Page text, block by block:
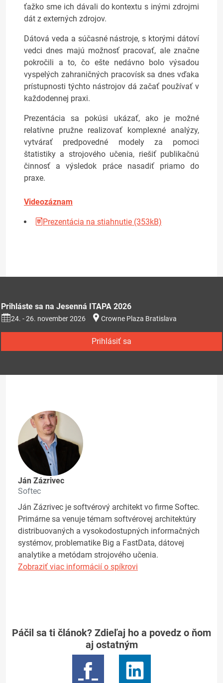
ťažko sme ich dávali do kontextu s inými zdrojmi
dát z externých zdrojov.
Dátová veda a súčasné nástroje, s ktorými dátoví
vedci dnes majú možnosť pracovať, ale značne
pokročili a to, čo ešte nedávno bolo výsadou
vyspelých zahraničných pracovísk sa dnes vďaka
prístupnosti týchto nástrojov dá začať používať v
každodennej praxi.
Prezentácia sa pokúsi ukázať, ako je možné
relatívne pružne realizovať komplexné analýzy,
vytvárať predpovedné modely za pomoci
štatistiky a strojového učenia, riešiť publikačnú
činnosť a výsledok práce nasadiť priamo do
praxe.
Videozáznam
Prezentácia na stiahnutie (353kB)
Prihláste sa na Jesenná ITAPA 2026
24. - 26. november 2026 Crowne Plaza Bratislava
Prihlásiť sa
Ján Zázrivec
Softec
Ján Zázrivec je softvérový architekt vo firme Softec.
Primárne sa venuje témam softvérovej architektúry
distribuovaných a vysokodostupných informačných
systémov, problematike Big a FastData, dátovej
analytike a metódam strojového učenia.
Zobraziť viac informácií o spíkrovi
Páčil sa ti článok? Zdieľaj ho a povedz o ňom
aj ostatným